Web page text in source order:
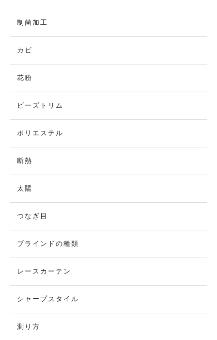
制菌加工
カビ
花粉
ビーズトリム
ポリエステル
断熱
太陽
つなぎ目
ブラインドの種類
レースカーテン
シャープスタイル
測り方